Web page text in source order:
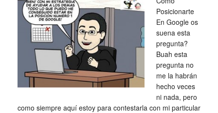
Posicionarte
En Google os
suena esta
pregunta?
Buah esta
pregunta no
me la habrán
hecho veces
ni nada, pero
como siempre aquí estoy para contestarla con mi particular